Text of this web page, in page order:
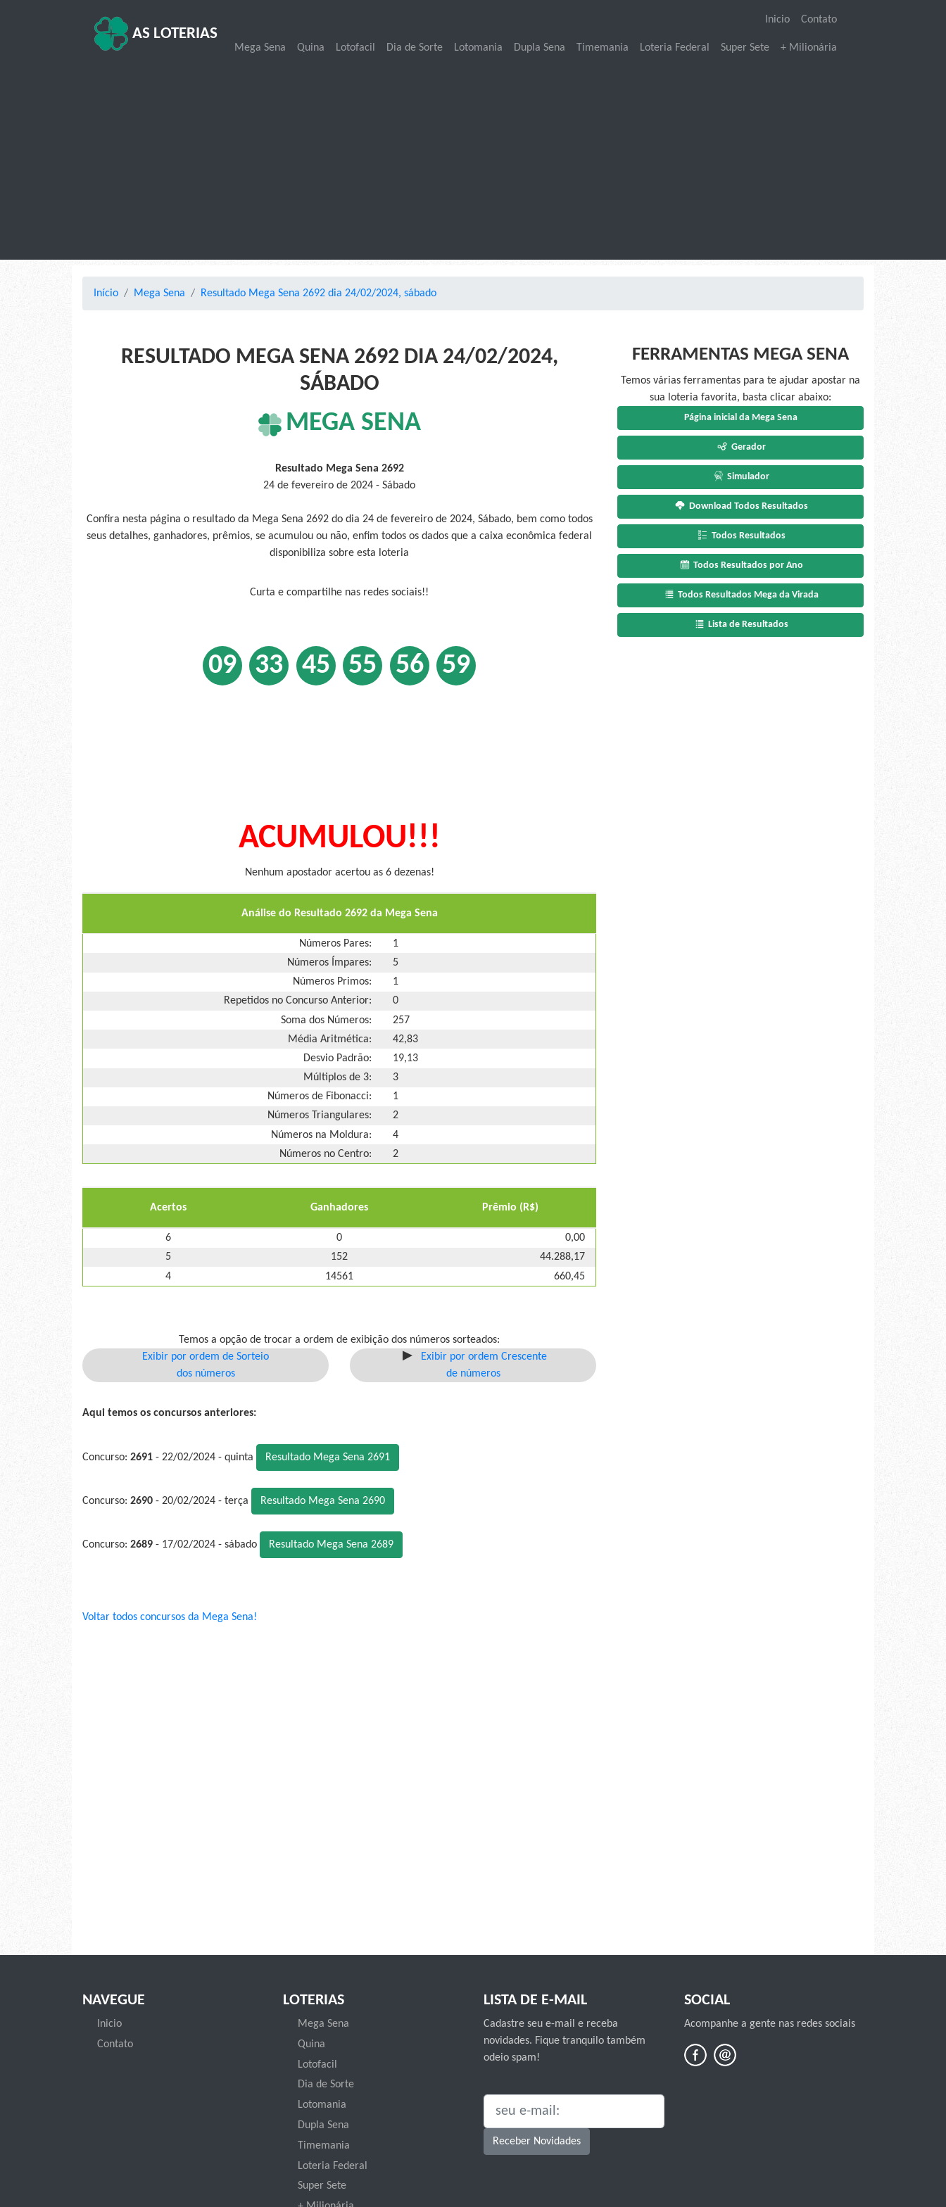
AS LOTERIAS
Inicio Contato
Mega Sena Quina Lotofacil Dia de Sorte Lotomania Dupla Sena Timemania Loteria Federal Super Sete + Milionária
Início Mega Sena Resultado Mega Sena 2692 dia 24/02/2024, sábado
RESULTADO MEGA SENA 2692 DIA 24/02/2024,
SÁBADO
MEGA SENA
Resultado Mega Sena 2692
24 de fevereiro de 2024 - Sábado
Confira nesta página o resultado da Mega Sena 2692 do dia 24 de fevereiro de 2024, Sábado, bem como todos
seus detalhes, ganhadores, prêmios, se acumulou ou não, enfim todos os dados que a caixa econômica federal
disponibiliza sobre esta loteria
Curta e compartilhe nas redes sociais!!
09 33 45 55 56 59
ACUMULOU!!!
Nenhum apostador acertou as 6 dezenas!
Análise do Resultado 2692 da Mega Sena
Números Pares:
1
Números Ímpares:
5
Números Primos:
1
Repetidos no Concurso Anterior:
0
Soma dos Números:
257
Média Aritmética:
42,83
Desvio Padrão:
19,13
Múltiplos de 3:
3
Números de Fibonacci:
1
Números Triangulares:
2
Números na Moldura:
4
Números no Centro:
2
Acertos Ganhadores Prêmio (R$)
6 0
0,00
5
152
44.288,17
4
14561 660,45
Temos a opção de trocar a ordem de exibição dos números sorteados:
Exibir por ordem de Sorteio
dos números
Exibir por ordem Crescente
de números
Aqui temos os concursos anteriores:
Concurso: 2691 - 22/02/2024 - quinta Resultado Mega Sena 2691
Concurso: 2690 - 20/02/2024 - terça Resultado Mega Sena 2690
Concurso: 2689 - 17/02/2024 - sábado Resultado Mega Sena 2689
Voltar todos concursos da Mega Sena!
FERRAMENTAS MEGA SENA
Temos várias ferramentas para te ajudar apostar na
sua loteria favorita, basta clicar abaixo:
Página inicial da Mega Sena
Gerador
Simulador
Download Todos Resultados
Todos Resultados
Todos Resultados por Ano
Todos Resultados Mega da Virada
Lista de Resultados
NAVEGUE
Inicio
Contato
LOTERIAS
Mega Sena
Quina
Lotofacil
Dia de Sorte
Lotomania
Dupla Sena
Timemania
Loteria Federal
Super Sete
LISTA DE E-MAIL
Cadastre seu e-mail e receba
novidades. Fique tranquilo também
odeio spam!
SEU E-MAIL:
Receber Novidades
SOCIAL
Acompanhe a gente nas redes sociais